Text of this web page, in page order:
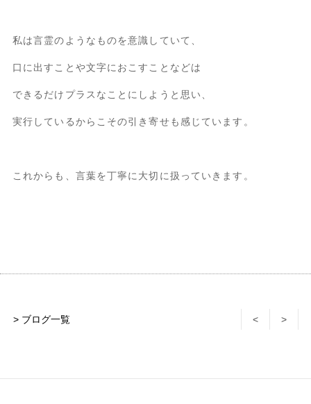
私は言霊のようなものを意識していて、
口に出すことや文字におこすことなどは
できるだけプラスなことにしようと思い、
実行しているからこその引き寄せも感じています。
これからも、言葉を丁寧に大切に扱っていきます。
> ブログ一覧 < >